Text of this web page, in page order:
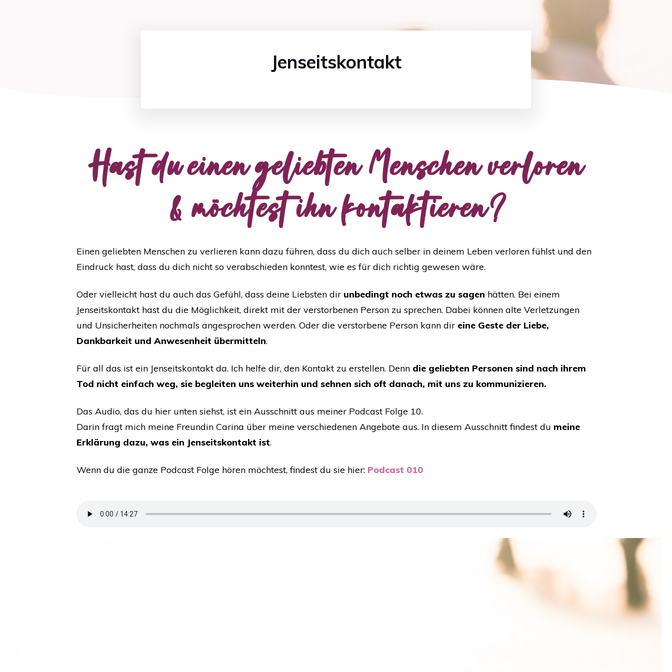
Jenseitskontakt
Hast du einen geliebten Menschen verloren
& möchtest ihn kontaktieren?
Einen geliebten Menschen zu verlieren kann dazu führen, dass du dich auch selber in deinem Leben verloren fühlst und den
Eindruck hast, dass du dich nicht so verabschieden konntest, wie es für dich richtig gewesen wäre.
Oder vielleicht hast du auch das Gefühl, dass deine Liebsten dir unbedingt noch etwas zu sagen hätten. Bei einem
Jenseitskontakt hast du die Möglichkeit, direkt mit der verstorbenen Person zu sprechen. Dabei können alte Verletzungen
und Unsicherheiten nochmals angesprochen werden. Oder die verstorbene Person kann dir eine Geste der Liebe,
Dankbarkeit und Anwesenheit übermitteln.
Für all das ist ein Jenseitskontakt da. Ich helfe dir, den Kontakt zu erstellen. Denn die geliebten Personen sind nach ihrem
Tod nicht einfach weg, sie begleiten uns weiterhin und sehnen sich oft danach, mit uns zu kommunizieren.
Das Audio, das du hier unten siehst, ist ein Ausschnitt aus meiner Podcast Folge 10.
Darin fragt mich meine Freundin Carina über meine verschiedenen Angebote aus. In diesem Ausschnitt findest du meine
Erklärung dazu, was ein Jenseitskontakt ist.
Wenn du die ganze Podcast Folge hören möchtest, findest du sie hier: Podcast 010